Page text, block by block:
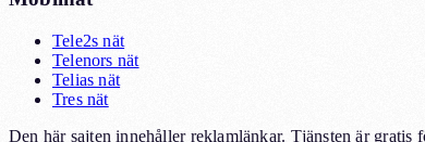
Tele2s nät
Telenors nät
Telias nät
Tres nät
Den här sajten innehåller reklamlänkar. Tjänsten är